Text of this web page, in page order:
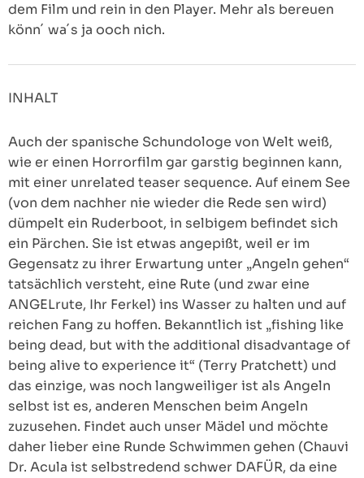
dem Film und rein in den Player. Mehr als bereuen
könn´ wa´s ja ooch nich.
INHALT
Auch der spanische Schundologe von Welt weiß,
wie er einen Horrorfilm gar garstig beginnen kann,
mit einer unrelated teaser sequence. Auf einem See
(von dem nachher nie wieder die Rede sen wird)
dümpelt ein Ruderboot, in selbigem befindet sich
ein Pärchen. Sie ist etwas angepißt, weil er im
Gegensatz zu ihrer Erwartung unter „Angeln gehen“
tatsächlich versteht, eine Rute (und zwar eine
ANGELrute, Ihr Ferkel) ins Wasser zu halten und auf
reichen Fang zu hoffen. Bekanntlich ist „fishing like
being dead, but with the additional disadvantage of
being alive to experience it“ (Terry Pratchett) und
das einzige, was noch langweiliger ist als Angeln
selbst ist es, anderen Menschen beim Angeln
zuzusehen. Findet auch unser Mädel und möchte
daher lieber eine Runde Schwimmen gehen (Chauvi
Dr. Acula ist selbstredend schwer DAFÜR, da eine